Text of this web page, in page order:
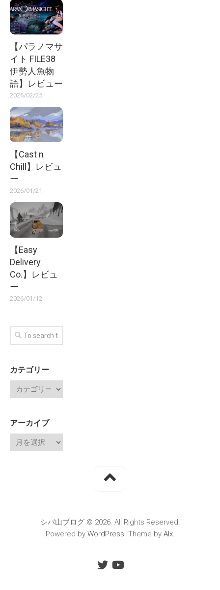
【パラノマサ
イト FILE38
伊勢人魚物
語】レビュー
2026/02/25
【Cast n
Chill】レビュ
ー
2026/01/21
【Easy
Delivery
Co.】レビュ
ー
2026/01/12
カテゴリー
アーカイブ
シバ山ブログ © 2026. All Rights Reserved.
Powered by WordPress. Theme by Alx.